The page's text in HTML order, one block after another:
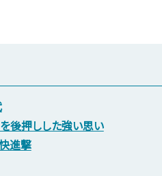
後押しした強い思い
進撃